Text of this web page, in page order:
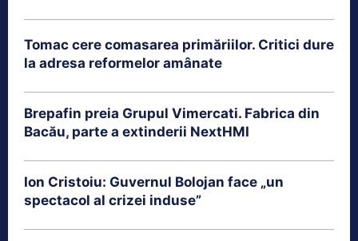
Tomac cere comasarea primăriilor. Critici dure
la adresa reformelor amânate
Brepafin preia Grupul Vimercati. Fabrica din
Bacău, parte a extinderii NextHMI
Ion Cristoiu: Guvernul Bolojan face „un
spectacol al crizei induse”